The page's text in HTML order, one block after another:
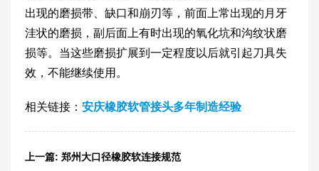
出现的磨损带、缺口和崩刃等，前面上常出现的月牙
洼状的磨损，副后面上有时出现的氧化坑和沟纹状磨
损等。当这些磨损扩展到一定程度以后就引起刀具失
效，不能继续使用。
相关链接： 安庆橡胶软管接头多年制造经验
上一篇: 郑州大口径橡胶软连接规范